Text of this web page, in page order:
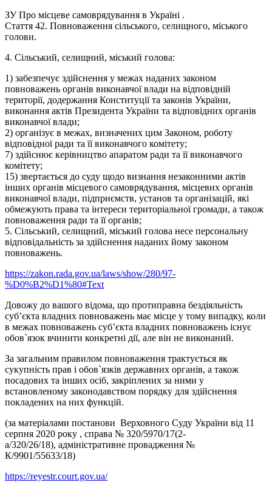
ЗУ Про місцеве самоврядування в Україні .
Стаття 42. Повноваження сільського, селищного, міського
голови.
4. Сільський, селищний, міський голова:
1) забезпечує здійснення у межах наданих законом
повноважень органів виконавчої влади на відповідній
території, додержання Конституції та законів України,
виконання актів Президента України та відповідних органів
виконавчої влади;
2) організує в межах, визначених цим Законом, роботу
відповідної ради та її виконавчого комітету;
7) здійснює керівництво апаратом ради та її виконавчого
комітету;
15) звертається до суду щодо визнання незаконними актів
інших органів місцевого самоврядування, місцевих органів
виконавчої влади, підприємств, установ та організацій, які
обмежують права та інтереси територіальної громади, а також
повноваження ради та її органів;
5. Сільський, селищний, міський голова несе персональну
відповідальність за здійснення наданих йому законом
повноважень.
https://zakon.rada.gov.ua/laws/show/280/97-
%D0%B2%D1%80#Text
Довожу до вашого відома, що протиправна бездіяльність
суб’єкта владних повноважень має місце у тому випадку, коли
в межах повноважень суб’єкта владних повноважень існує
обов`язок вчинити конкретні дії, але він не виконаний.
За загальним правилом повноваження трактується як
сукупність прав і обов`язків державних органів, а також
посадових та інших осіб, закріплених за ними у
встановленому законодавством порядку для здійснення
покладених на них функцій.
(за матеріалами постанови Верховного Суду України від 11
серпня 2020 року , справа № 320/5970/17(2-
а/320/26/18), адміністративне провадження №
К/9901/55633/18)
https://reyestr.court.gov.ua/